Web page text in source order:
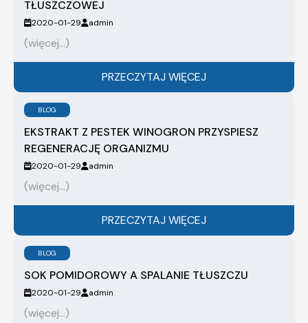
TŁUSZCZOWEJ
2020-01-29 admin
(więcej…)
PRZECZYTAJ WIĘCEJ
BLOG
EKSTRAKT Z PESTEK WINOGRON PRZYSPIESZ
REGENERACJĘ ORGANIZMU
2020-01-29 admin
(więcej…)
PRZECZYTAJ WIĘCEJ
BLOG
SOK POMIDOROWY A SPALANIE TŁUSZCZU
2020-01-29 admin
(więcej…)